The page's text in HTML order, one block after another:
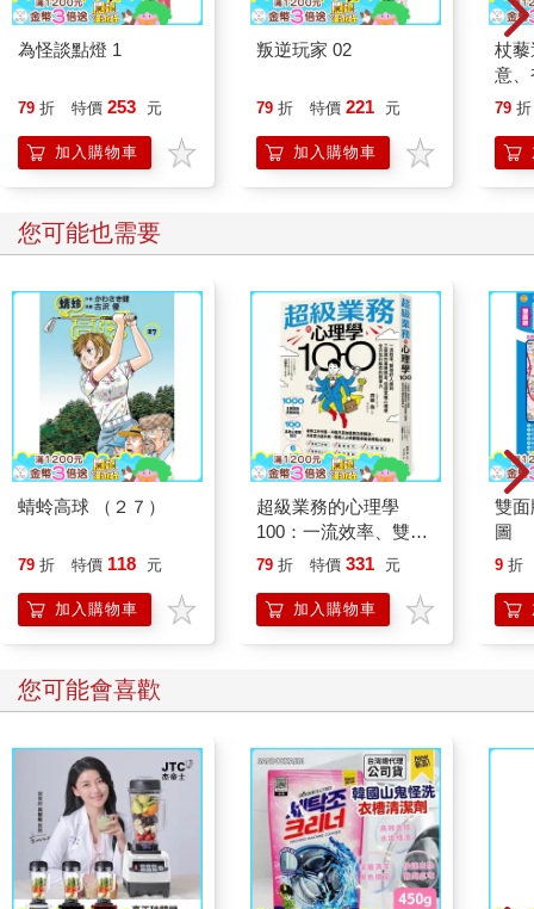
為怪談點燈 1
79 折 特價 253 元
加入購物車
叛逆玩家 02
79 折 特價 221 元
加入購物車
杖
意
恭
79 折
您可能也需要
蜻蛉高球 （２７）
79 折 特價 118 元
加入購物車
超級業務的心理學
100：一流效率、雙倍
好人緣到三級跳的業績
全方位升級你的競爭力
79 折 特價 331 元
加入購物車
雙
圖
9 折
您可能會喜歡